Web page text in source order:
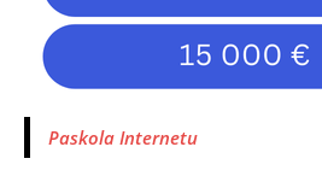
Paskola Internetu